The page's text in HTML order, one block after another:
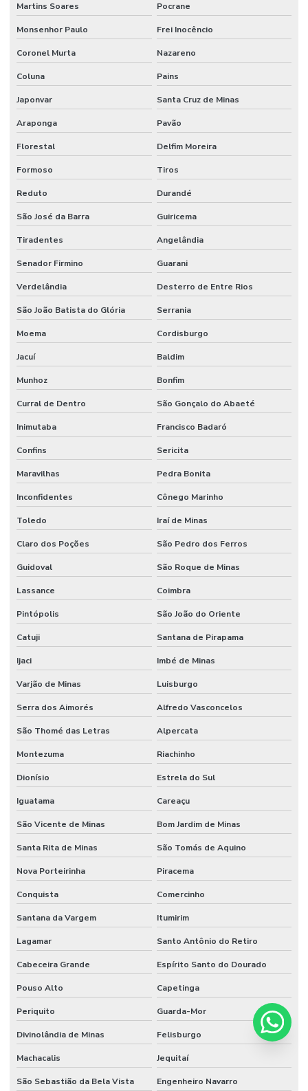
Martins Soares Pocrane
Monsenhor Paulo Frei Inocêncio
Coronel Murta Nazareno
Coluna Pains
Japonvar Santa Cruz de Minas
Araponga Pavão
Florestal Delfim Moreira
Formoso Tiros
Reduto Durandé
São José da Barra Guiricema
Tiradentes Angelândia
Senador Firmino Guarani
Verdelândia Desterro de Entre Rios
São João Batista do Glória Serrania
Moema Cordisburgo
Jacuí Baldim
Munhoz Bonfim
Curral de Dentro São Gonçalo do Abaeté
Inimutaba Francisco Badaró
Confins Sericita
Maravilhas Pedra Bonita
Inconfidentes Cônego Marinho
Toledo Iraí de Minas
Claro dos Poções São Pedro dos Ferros
Guidoval São Roque de Minas
Lassance Coimbra
Pintópolis São João do Oriente
Catuji Santana de Pirapama
Ijaci Imbé de Minas
Varjão de Minas Luisburgo
Serra dos Aimorés Alfredo Vasconcelos
São Thomé das Letras Alpercata
Montezuma Riachinho
Dionísio Estrela do Sul
Iguatama Careaçu
São Vicente de Minas Bom Jardim de Minas
Santa Rita de Minas São Tomás de Aquino
Nova Porteirinha Piracema
Conquista Comercinho
Santana da Vargem Itumirim
Lagamar Santo Antônio do Retiro
Cabeceira Grande Espírito Santo do Dourado
Pouso Alto Capetinga
Periquito Guarda-Mor
Divinolândia de Minas Felisburgo
Machacalis Jequitaí
São Sebastião da Bela Vista Engenheiro Navarro